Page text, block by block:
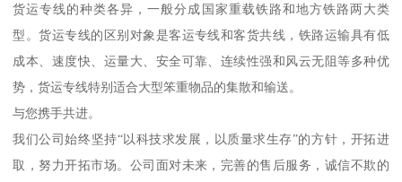
货运专线的种类各异，一般分成国家重载铁路和地方铁路两大类
型。货运专线的区别对象是客运专线和客货共线，铁路运输具有低
成本、速度快、运量大、安全可靠、连续性强和风云无阻等多种优
势，货运专线特别适合大型笨重物品的集散和输送。
与您携手共进。
我们公司始终坚持“以科技求发展，以质量求生存”的方针，开拓进
取，努力开拓市场。公司面对未来，完善的售后服务，诚信不欺的